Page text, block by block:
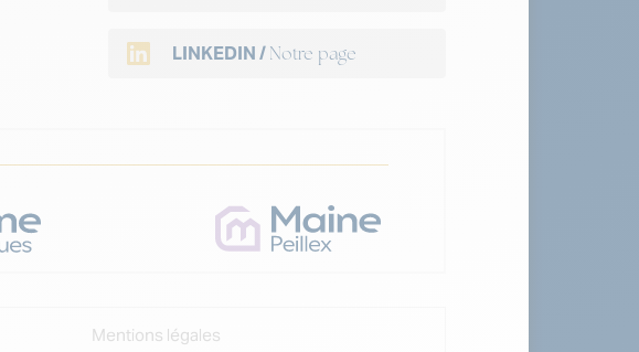
LINKEDIN /Notre page
Mentions légales